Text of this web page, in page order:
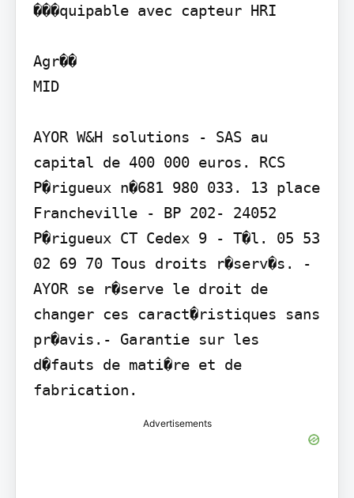
���quipable avec capteur HRI
Agr��
MID
AYOR W&H solutions - SAS au
capital de 400 000 euros. RCS
P�rigueux n�681 980 033. 13 place
Francheville - BP 202- 24052
P�rigueux CT Cedex 9 - T�l. 05 53
02 69 70 Tous droits r�serv�s. -
AYOR se r�serve le droit de
changer ces caract�ristiques sans
pr�avis.- Garantie sur les
d�fauts de mati�re et de
fabrication.
Advertisements